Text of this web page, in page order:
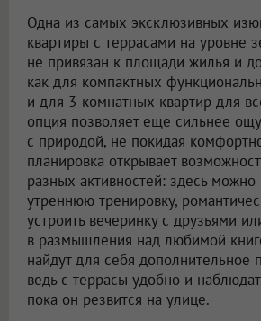
Одна из самых эксклюзивных
квартиры с террасами на уровне
не привязан к площади жилья и
как для компактных
и для 3-комнатных квартир для
опция позволяет еще сильнее
с природой, не покидая
планировка открывает
разных активностей: здесь можно
утреннюю тренировку,
устроить вечеринку с друзьями
в размышления над любимой
найдут для себя дополнительное
ведь с террасы удобно и
пока он резвится на улице.